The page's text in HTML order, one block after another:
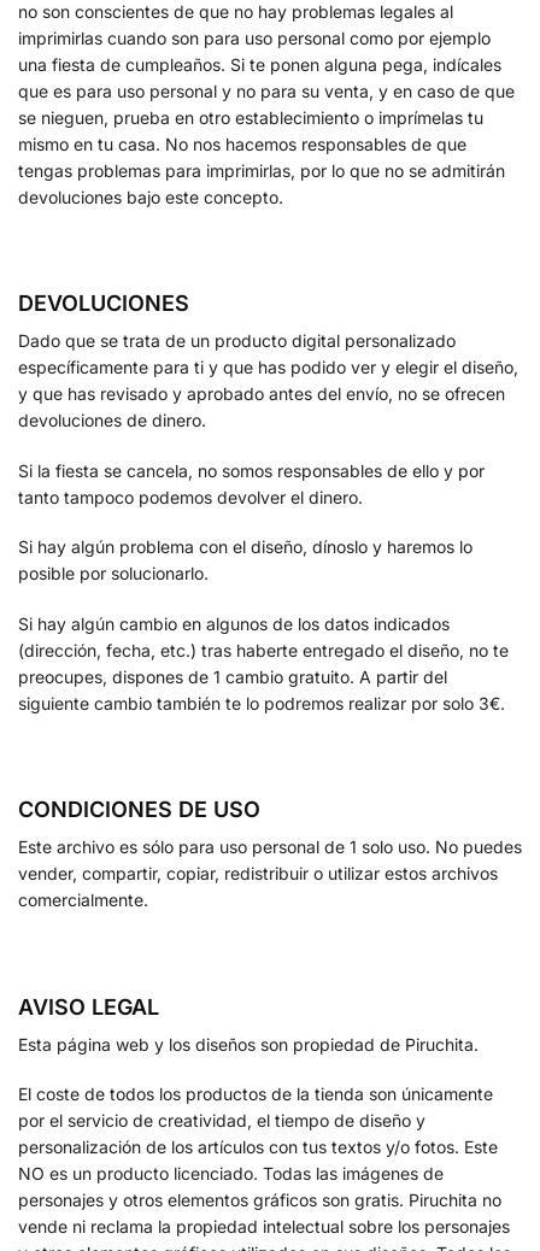
no son conscientes de que no hay problemas legales al
imprimirlas cuando son para uso personal como por ejemplo
una fiesta de cumpleaños. Si te ponen alguna pega, indícales
que es para uso personal y no para su venta, y en caso de que
se nieguen, prueba en otro establecimiento o imprímelas tu
mismo en tu casa. No nos hacemos responsables de que
tengas problemas para imprimirlas, por lo que no se admitirán
devoluciones bajo este concepto.
DEVOLUCIONES
Dado que se trata de un producto digital personalizado
específicamente para ti y que has podido ver y elegir el diseño,
y que has revisado y aprobado antes del envío, no se ofrecen
devoluciones de dinero.
Si la fiesta se cancela, no somos responsables de ello y por
tanto tampoco podemos devolver el dinero.
Si hay algún problema con el diseño, dínoslo y haremos lo
posible por solucionarlo.
Si hay algún cambio en algunos de los datos indicados
(dirección, fecha, etc.) tras haberte entregado el diseño, no te
preocupes, dispones de 1 cambio gratuito. A partir del
siguiente cambio también te lo podremos realizar por solo 3€.
CONDICIONES DE USO
Este archivo es sólo para uso personal de 1 solo uso. No puedes
vender, compartir, copiar, redistribuir o utilizar estos archivos
comercialmente.
AVISO LEGAL
Esta página web y los diseños son propiedad de Piruchita.
El coste de todos los productos de la tienda son únicamente
por el servicio de creatividad, el tiempo de diseño y
personalización de los artículos con tus textos y/o fotos. Este
NO es un producto licenciado. Todas las imágenes de
personajes y otros elementos gráficos son gratis. Piruchita no
vende ni reclama la propiedad intelectual sobre los personajes